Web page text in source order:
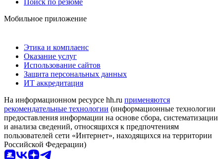
Мобильное приложение
Этика и комплаенс
Оказание услуг
Использование сайтов
Защита персональных данных
ИТ аккредитация
На информационном ресурсе hh.ru применяются
рекомендательные технологии (информационные технологии
предоставления информации на основе сбора, систематизации
и анализа сведений, относящихся к предпочтениям
пользователей сети «Интернет», находящихся на территории
Российской Федерации)